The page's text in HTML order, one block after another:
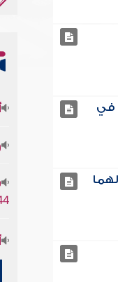
في